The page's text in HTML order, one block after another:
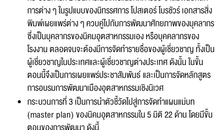
การต่าง ๆ ในรูปแบบของนิทรรศการ โปสเตอร์ โบรชัวร์ เอกสารสิ่ง
พิมพ์เผยแพร่ต่าง ๆ ควบคู่ไปกับการพัฒนาศักยภาพของบุคลากร
ซึ่งเป็นบุคลากรของนิคมอุตสาหกรรมเอง หรือบุคคลากรของ
โรงงาน ตลอดจนจะต้องมีการจัดทำรายชื่อของผู้เชี่ยวชาญ ทั้งเป็น
ผู้เชี่ยวชาญในประเทศและผู้เชี่ยวชาญต่างประเทศ ดังนั้น ในขั้น
ตอนนี้จึงเป็นการเผยแพร่ประชาสัมพันธ์ และเป็นการจัดหลักสูตร
การอบรมการพัฒนาเมืองอุตสาหกรรมเชิงนิเวศ
กระบวนการที่ 3 เป็นการนำตัวชี้วัดไปสู่การจัดทำแผนแม่บท
(master plan) ของนิคมอุตสาหกรรมใน 5 มิติ 22 ด้าน โดยมีขั้น